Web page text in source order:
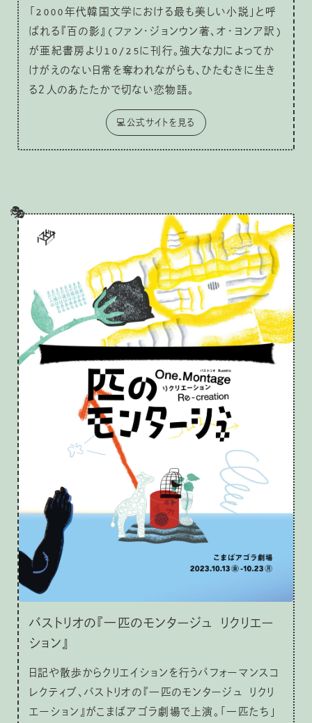
「2000年代韓国文学における最も美しい小説」と呼
ばれる『百の影』(ファン・ジョンウン著、オ・ヨンア訳)
が亜紀書房より10/25に刊行。強大な力によってか
けがえのない日常を奪われながらも、ひたむきに生き
る２人のあたたかで切ない恋物語。
💻公式サイトを見る
🎭
バストリオの『一匹のモンタージュ リクリエー
ション』
日記や散歩からクリエイションを行うパフォーマンスコ
レクティブ、バストリオの『一匹のモンタージュ リクリ
エーション』がこまばアゴラ劇場で上演。「一匹たち」